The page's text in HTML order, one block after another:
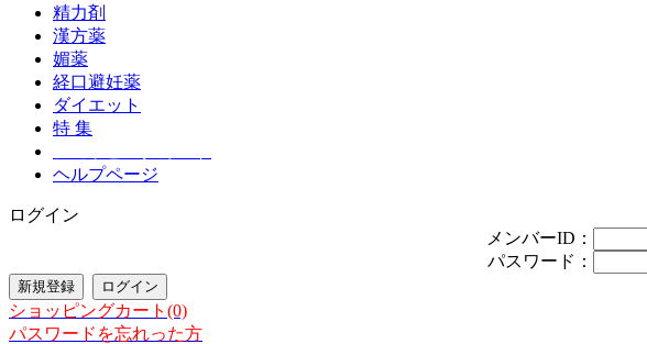
精力剤
漢方薬
媚薬
経口避妊薬
ダイエット
特 集
ヘルプページ
ログイン
メンバーID：
パスワード：
ショッピングカート(0)
パスワードを忘れった方